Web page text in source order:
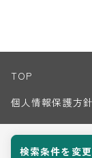
検索条件を変
TOP
個人情報保護方針
© 2026